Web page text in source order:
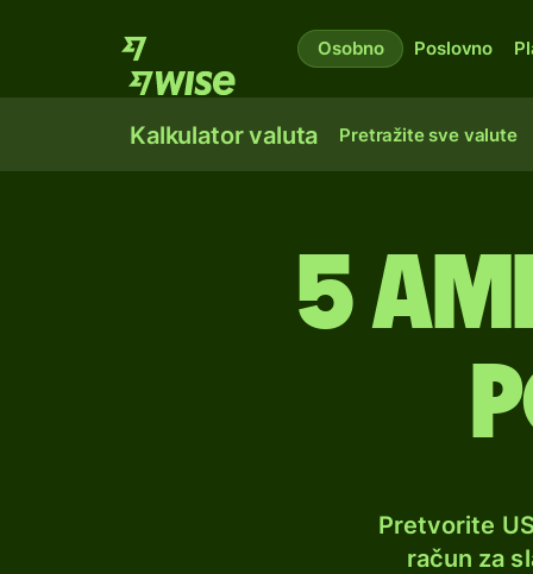
Osobno Poslovno
Kalkulator valuta Pretražite sve valute
5
Pretvorite
račun za